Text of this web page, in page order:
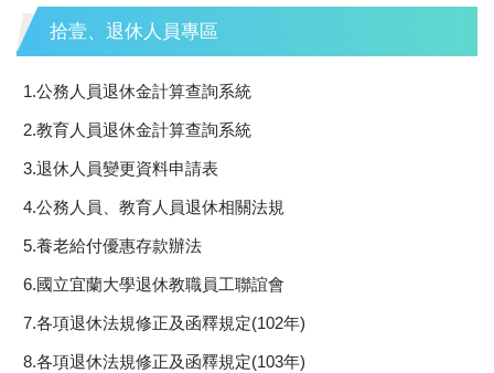
拾壹、退休人員專區
1.公務人員退休金計算查詢系統
2.教育人員退休金計算查詢系統
3.退休人員變更資料申請表
4.公務人員、教育人員退休相關法規
5.養老給付優惠存款辦法
6.國立宜蘭大學退休教職員工聯誼會
7.各項退休法規修正及函釋規定(102年)
8.各項退休法規修正及函釋規定(103年)